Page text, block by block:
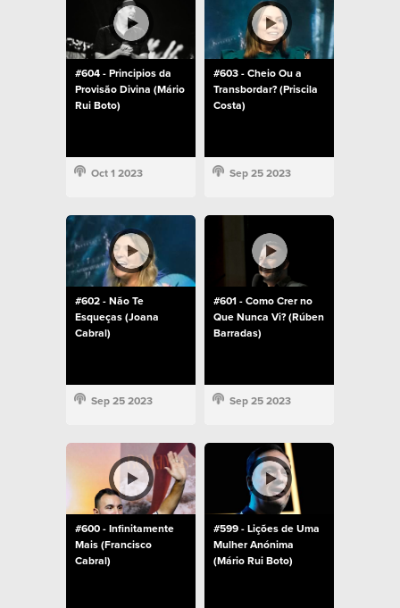
#604 - Principios da
Provisão Divina (Mário
Rui Boto)
Oct 1 2023
#603 - Cheio Ou a
Transbordar? (Priscila
Costa)
Sep 25 2023
#602 - Não Te
Esqueças (Joana
Cabral)
Sep 25 2023
#601 - Como Crer no
Que Nunca Vi? (Rúben
Barradas)
Sep 25 2023
#600 - Infinitamente
Mais (Francisco
Cabral)
#599 - Lições de Uma
Mulher Anónima
(Mário Rui Boto)